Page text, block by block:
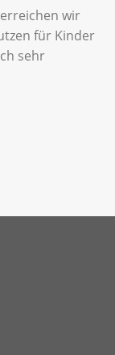
wir
für Kinder
sehr